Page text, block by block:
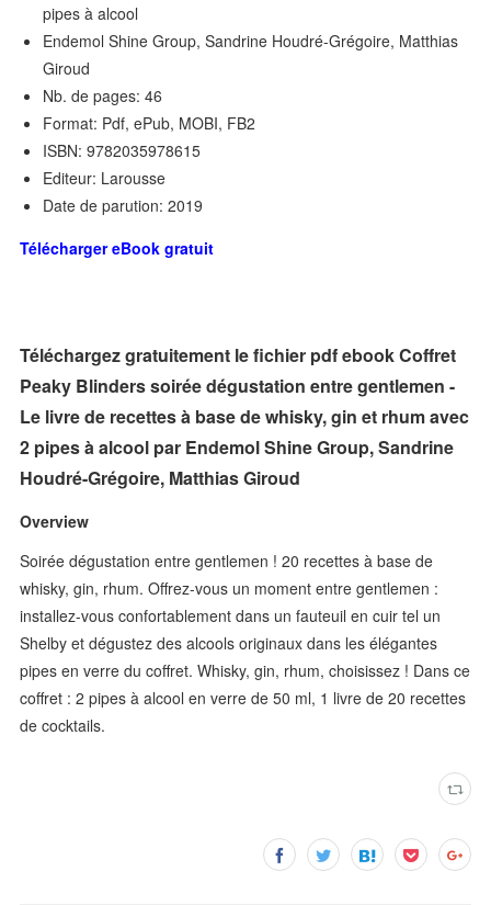
pipes à alcool
Endemol Shine Group, Sandrine Houdré-Grégoire, Matthias
Giroud
Nb. de pages: 46
Format: Pdf, ePub, MOBI, FB2
ISBN: 9782035978615
Editeur: Larousse
Date de parution: 2019
Télécharger eBook gratuit
Téléchargez gratuitement le fichier pdf ebook Coffret
Peaky Blinders soirée dégustation entre gentlemen -
Le livre de recettes à base de whisky, gin et rhum avec
2 pipes à alcool par Endemol Shine Group, Sandrine
Houdré-Grégoire, Matthias Giroud
Overview
Soirée dégustation entre gentlemen ! 20 recettes à base de
whisky, gin, rhum. Offrez-vous un moment entre gentlemen :
installez-vous confortablement dans un fauteuil en cuir tel un
Shelby et dégustez des alcools originaux dans les élégantes
pipes en verre du coffret. Whisky, gin, rhum, choisissez ! Dans ce
coffret : 2 pipes à alcool en verre de 50 ml, 1 livre de 20 recettes
de cocktails.